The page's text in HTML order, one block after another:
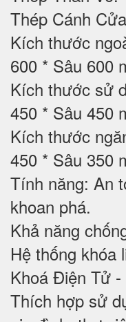
Thép Cánh
Kích thước
600 * Sâu 600
Kích thước sử
450 * Sâu 450
Kích thước
450 * Sâu 350
Tính năng: An
khoan phá.
Khả năng
Hệ thống khóa
Khoá Điện Tử
Thích hợp sử